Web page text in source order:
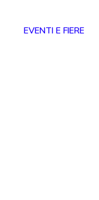
EVENTI E FIERE